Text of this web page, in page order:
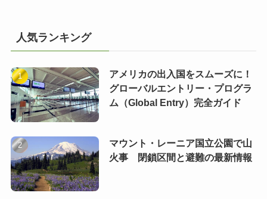
人気ランキング
アメリカの出入国をスムーズに！
グローバルエントリー・プログラ
ム（Global Entry）完全ガイド
マウント・レーニア国立公園で山
火事 閉鎖区間と避難の最新情報